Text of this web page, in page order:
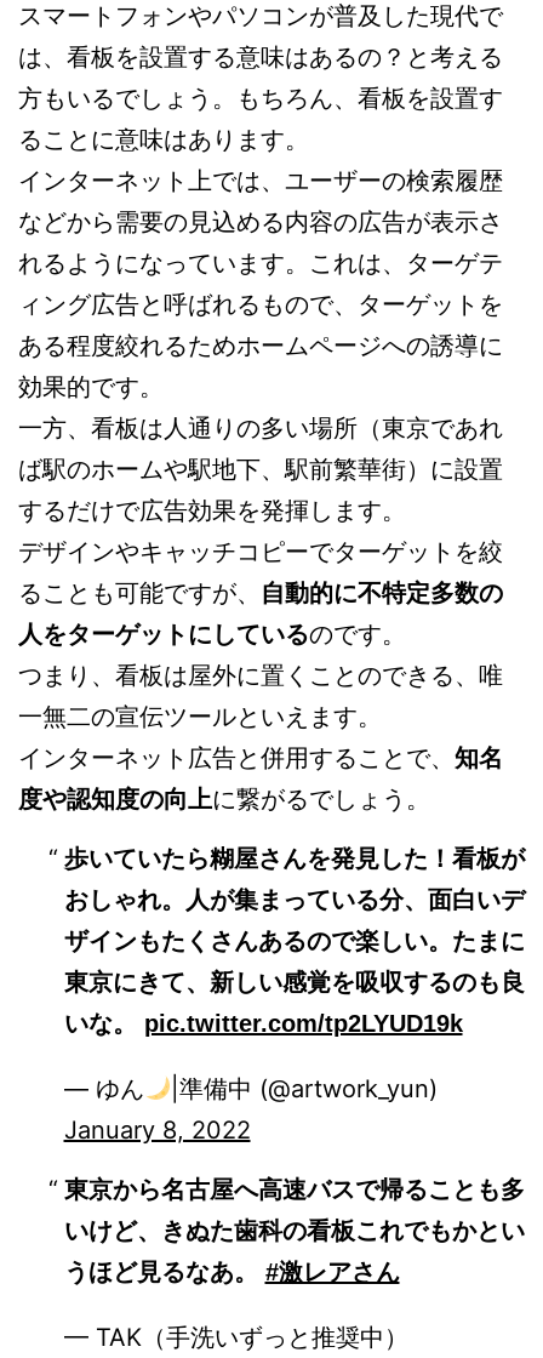
スマートフォンやパソコンが普及した現代で
は、看板を設置する意味はあるの？と考える
方もいるでしょう。もちろん、看板を設置す
ることに意味はあります。
インターネット上では、ユーザーの検索履歴
などから需要の見込める内容の広告が表示さ
れるようになっています。これは、ターゲテ
ィング広告と呼ばれるもので、ターゲットを
ある程度絞れるためホームページへの誘導に
効果的です。
一方、看板は人通りの多い場所（東京であれ
ば駅のホームや駅地下、駅前繁華街）に設置
するだけで広告効果を発揮します。
デザインやキャッチコピーでターゲットを絞
ることも可能ですが、 自動的に不特定多数の
人をターゲットにしているのです。
つまり、看板は屋外に置くことのできる、唯
一無二の宣伝ツールといえます。
インターネット広告と併用することで、 知名
度や認知度の向上に繋がるでしょう。
歩いていたら糊屋さんを発見した！看板が
おしゃれ。人が集まっている分、面白いデ
ザインもたくさんあるので楽しい。たまに
東京にきて、新しい感覚を吸収するのも良
いな。 pic.twitter.com/tp2LYUD19k
— ゆん
|準備中 (@artwork_yun)
January 8, 2022
東京から名古屋へ高速バスで帰ることも多
いけど、きぬた歯科の看板これでもかとい
うほど見るなあ。 #激レアさん
— TAK（手洗いずっと推奨中）